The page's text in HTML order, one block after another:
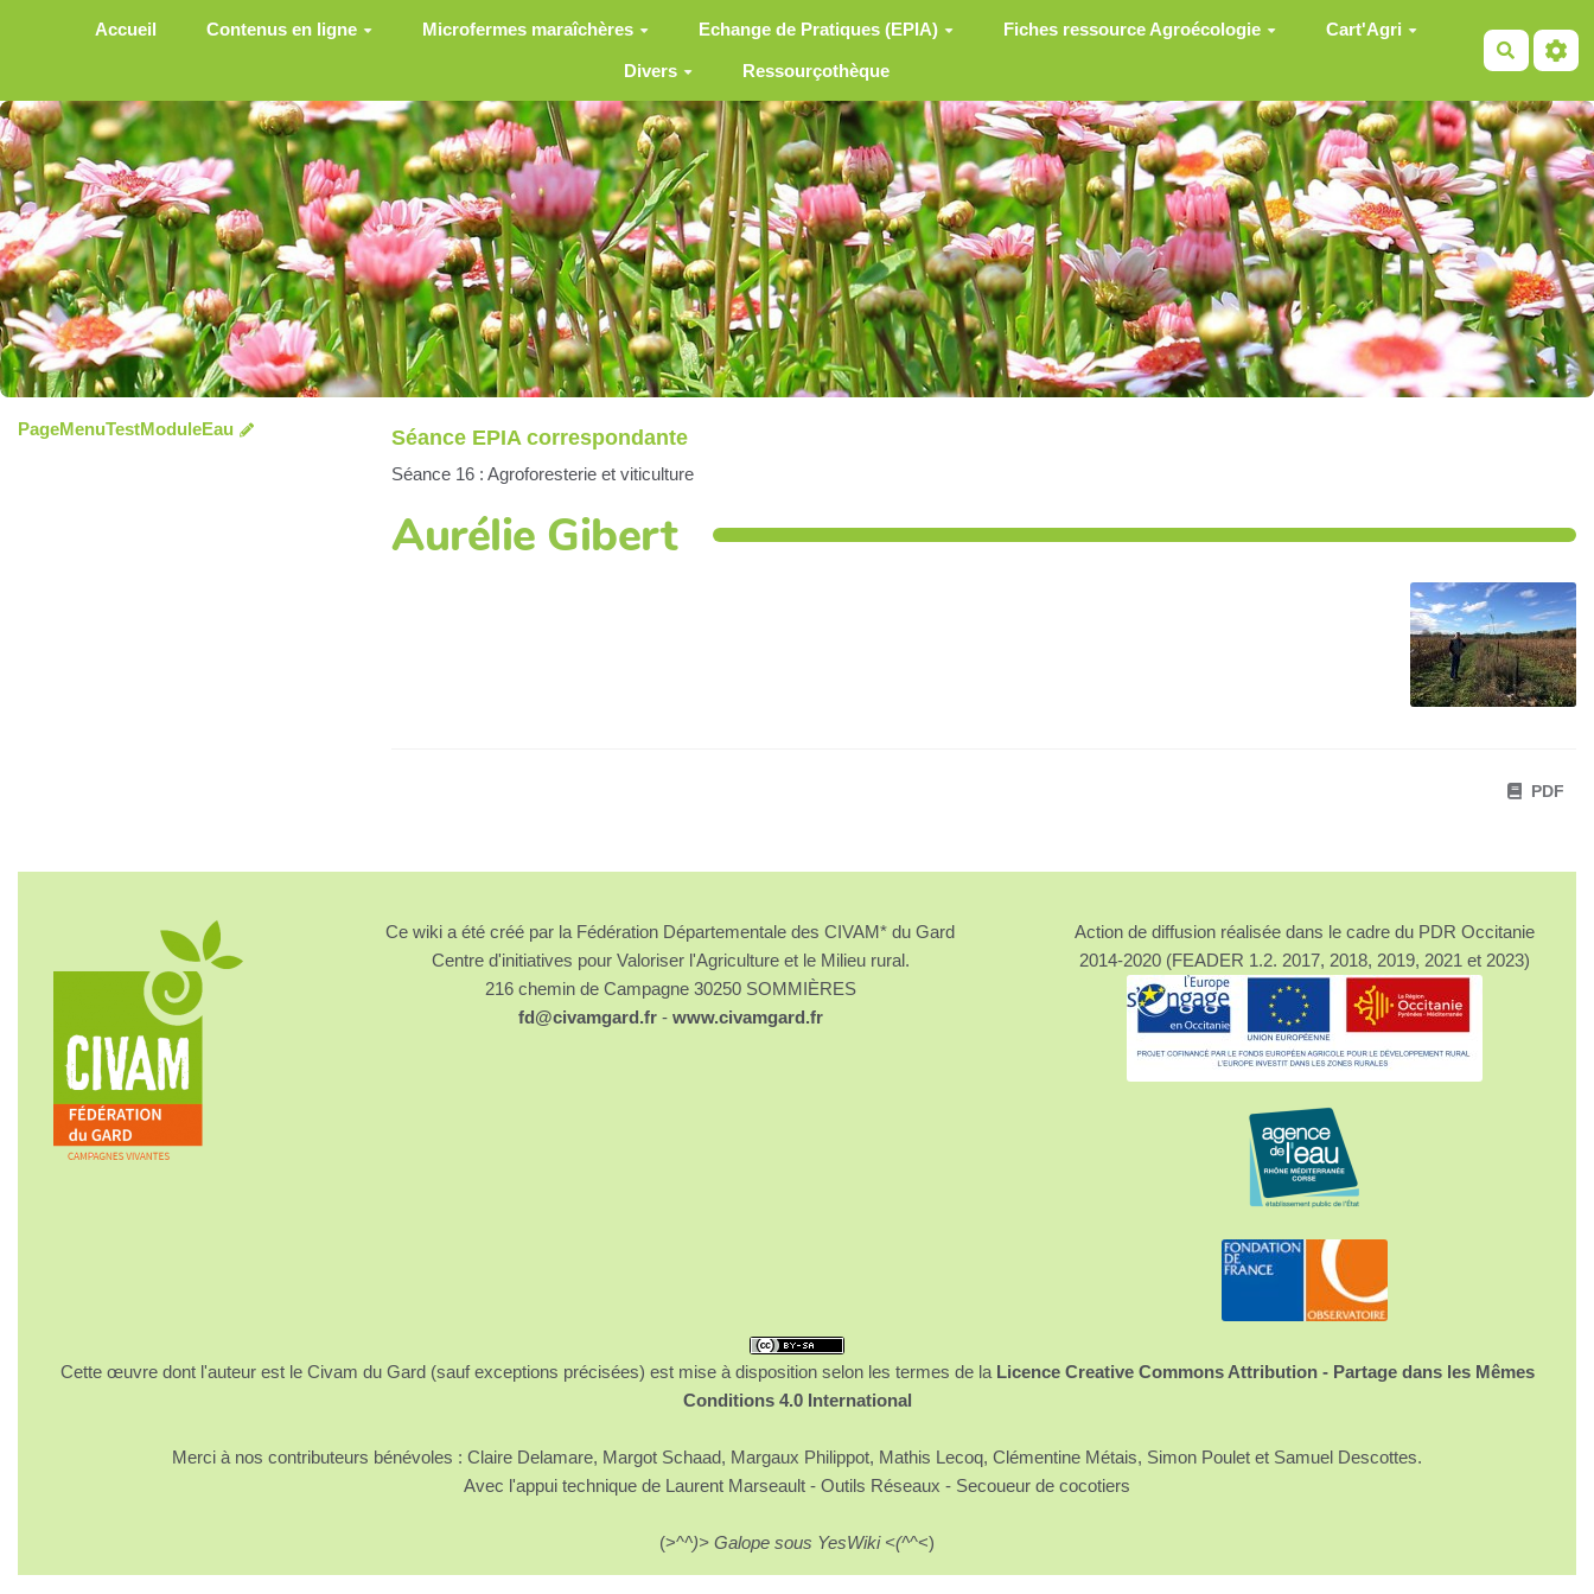
Aller au contenu principal
Accueil Contenus en ligne Microfermes maraîchères Echange de Pratiques (EPIA) Fiches ressource Agroécologie Cart'Agri
Divers Ressourçothèque
PageMenuTestModuleEau Séance EPIA correspondante
Séance 16 : Agroforesterie et viticulture
Aurélie Gibert
PDF
Ce wiki a été créé par la Fédération Départementale des CIVAM* du Gard
Centre d'initiatives pour Valoriser l'Agriculture et le Milieu rural.
216 chemin de Campagne 30250 SOMMIÈRES
fd@civamgard.fr- www.civamgard.fr
Action de diffusion réalisée dans le cadre du PDR Occitanie
2014-2020 (FEADER 1.2. 2017, 2018, 2019, 2021 et 2023)
Cette œuvre dont l'auteur est le Civam du Gard (sauf exceptions précisées) est mise à disposition selon les termes de la Licence Creative Commons Attribution - Partage dans les Mêmes
Conditions 4.0 International
Merci à nos contributeurs bénévoles : Claire Delamare, Margot Schaad, Margaux Philippot, Mathis Lecoq, Clémentine Métais, Simon Poulet et Samuel Descottes.
Avec l'appui technique de Laurent Marseault - Outils Réseaux - Secoueur de cocotiers
(>^^)> Galope sous YesWiki <(^^<)